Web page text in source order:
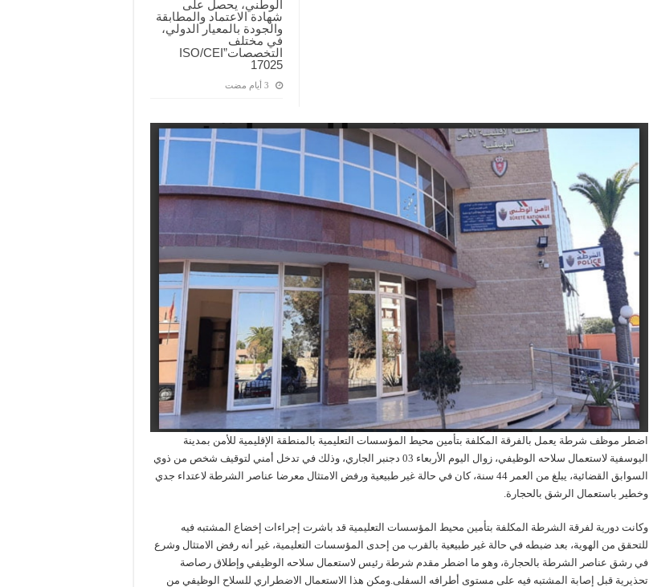
الوطني، يحصل على
شهادة الاعتماد والمطابقة
والجودة بالمعيار الدولي،
في مختلف
التخصصات”ISO/CEI
17025
اضطر موظف شرطة يعمل بالفرقة المكلفة بتأمين محيط المؤسسات التعليمية بالمنطقة الإقليمية للأمن بمدينة
اليوسفية لاستعمال سلاحه الوظيفي، زوال اليوم الأربعاء 03 دجنبر الجاري، وذلك في تدخل أمني لتوقيف شخص من ذوي
السوابق القضائية، يبلغ من العمر 44 سنة، كان في حالة غير طبيعية ورفض الامتثال معرضا عناصر الشرطة لاعتداء جدي
وخطير باستعمال الرشق بالحجارة.
وكانت دورية لفرقة الشرطة المكلفة بتأمين محيط المؤسسات التعليمية قد باشرت إجراءات إخضاع المشتبه فيه
للتحقق من الهوية، بعد ضبطه في حالة غير طبيعية بالقرب من إحدى المؤسسات التعليمية، غير أنه رفض الامتثال وشرع
في رشق عناصر الشرطة بالحجارة، وهو ما اضطر مقدم شرطة رئيس لاستعمال سلاحه الوظيفي وإطلاق رصاصة
تحذيرية قبل إصابة المشتبه فيه على مستوى أطرافه السفلى.ومكن هذا الاستعمال الاضطراري للسلاح الوظيفي من